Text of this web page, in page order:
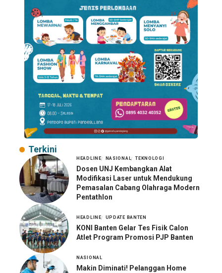
Terkini
HEADLINE NASIONAL TEKNOLOGI
Dosen UNJ Kembangkan Alat
Modifikasi Laser untuk Mendukung
Pemasalan Cabang Olahraga Modern
Pentathlon
HEADLINE UPDATE BANTEN
KONI Banten Gelar Tes Fisik Calon
Atlet Program Promosi PJP Banten
NASIONAL
Makin Diminati! Pelanggan Home